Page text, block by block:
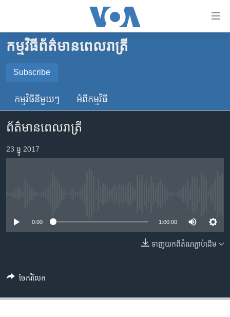
គេហទំព័រ​
ទាក់ទង
រំលង​
ទំព័រ​
ព័ត៌មាន​​
តែ​
ម្តង
រចនា
ចូល​
កម្ពុជា
អន្តរជាតិ
ចិន
ហេឡូវីអូអេ
កម្ពុជាច្នៃប្រតិដ្ឋ
កម្មវិធីទាំងអស់
បណ្តាញ​សង្គម
កម្មវិធី​ព័ត៌មាន​ពេលរាត្រី
Subscribe
SUBSCRIBE
YouTube Music
កម្មវិធី​នីមួយៗ អំពី​កម្មវិធី​
ព័ត៌មានពេលរាត្រី
23 ធ្នូ 2017
0:00 1:00:00
ទាញ​យក​ពី​តំណភ្ជាប់​ដើម
ចែករំលែក